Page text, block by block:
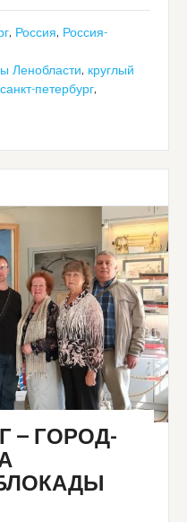
, Россия, Россия-
Ленобласти, круглый
санкт-петербург,
— ГОРОД-